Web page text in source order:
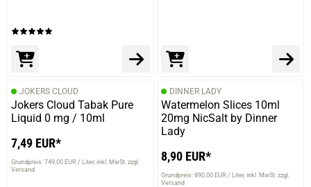
JOKERS CLOUD
Jokers Cloud Tabak Pure
Liquid 0 mg / 10ml
7,49 EUR*
Grundpreis: 749,00 EUR / Liter inkl. MwSt. zzgl.
Versand
DINNER LADY
Watermelon Slices 10ml
20mg NicSalt by Dinner
Lady
8,90 EUR*
Grundpreis: 890,00 EUR / Liter inkl. MwSt. zzgl.
Versand